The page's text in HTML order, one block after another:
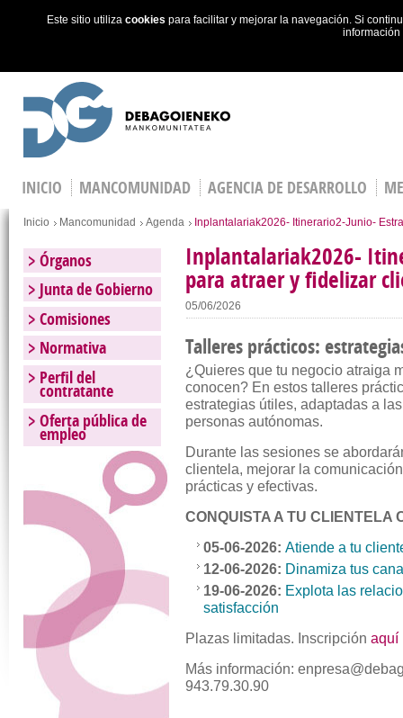
Este sitio utiliza cookies para facilitar y mejorar la navegación. Si
INICIO MANCOMUNIDAD AGENCIA DE DESARROLLO
Estás en
Inicio Mancomunidad Agenda Inplantalariak2026- Itinerario2-Junio-
Inplantalariak2026-
para atraer y fidelizar
05/06/2026
Talleres prácticos:
¿Quieres que tu negocio atraiga
conocen? En estos talleres
estrategias útiles, adaptadas a
personas autónomas.
Durante las sesiones se
clientela, mejorar la
prácticas y efectivas.
CONQUISTA A TU CLIENTELA
05-06-2026:Atiende a tu
12-06-2026: Dinamiza tus
19-06-2026: Explota las
satisfacción
Plazas limitadas. Inscripciónaquí
Más información:
943.79.30.90
Órganos
Junta de Gobierno
Comisiones
Normativa
Perfil del
contratante
Oferta pública de
empleo